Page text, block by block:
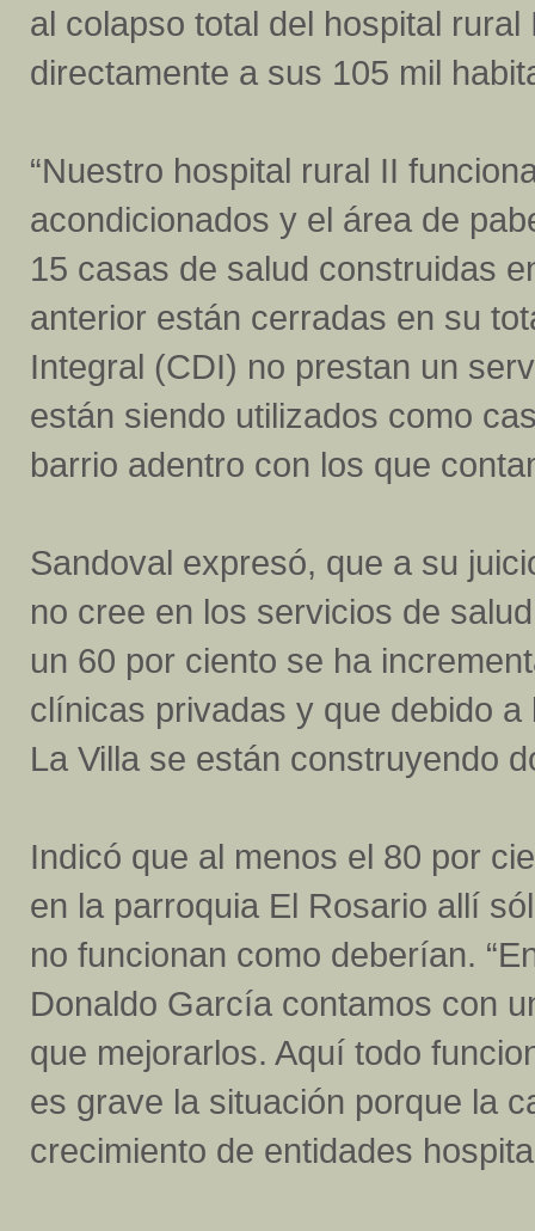
al colapso total del hospital
directamente a sus 105 mil
“Nuestro hospital rural II
acondicionados y el área de
15 casas de salud construidas
anterior están cerradas en su
Integral (CDI) no prestan un
están siendo utilizados como
barrio adentro con los que
Sandoval expresó, que a su
no cree en los servicios de
un 60 por ciento se ha
clínicas privadas y que debido
La Villa se están construyendo
Indicó que al menos el 80 por
en la parroquia El Rosario allí
no funcionan como deberían.
Donaldo García contamos con
que mejorarlos. Aquí todo
es grave la situación porque la
crecimiento de entidades